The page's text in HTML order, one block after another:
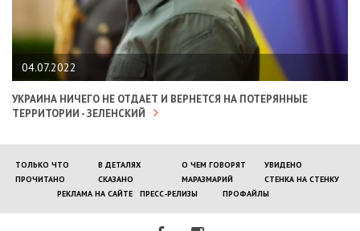
04.07.2022
УКРАИНА НИЧЕГО НЕ ОТДАЕТ И ВЕРНЕТСЯ НА ПОТЕРЯННЫЕ
ТЕРРИТОРИИ - ЗЕЛЕНСКИЙ
ТОЛЬКО ЧТО В ДЕТАЛЯХ О ЧЕМ ГОВОРЯТ
УВИДЕНО
ПРОЧИТАНО
СКАЗАНО МАРАЗМАРИЙ
СТЕНКА НА СТЕНКУ
РЕКЛАМА НА САЙТЕ
ПРЕСС-РЕЛИЗЫ ПРОФАЙЛЫ